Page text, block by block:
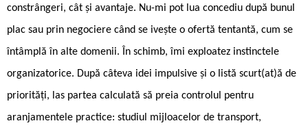
constrângeri, cât și avantaje. Nu-mi pot lua concediu după bunul
plac sau prin negociere când se ivește o ofertă tentantă, cum se
întâmplă în alte domenii. În schimb, îmi exploatez instinctele
organizatorice. După câteva idei impulsive și o listă scurt(at)ă de
priorități, las partea calculată să preia controlul pentru
aranjamentele practice: studiul mijloacelor de transport,